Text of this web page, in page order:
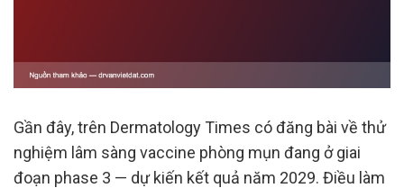
Gần đây, trên Dermatology Times có đăng bài về thử
nghiệm lâm sàng vaccine phòng mụn đang ở giai
đoạn phase 3 — dự kiến kết quả năm 2029. Điều làm